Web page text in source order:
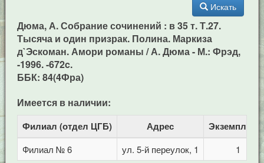
Искать
Дюма, А. Собрание сочинений : в 35 т. Т.27.
Тысяча и один призрак. Полина. Маркиза
д`Эскоман. Амори романы / А. Дюма - М.: Фрэд,
-1996. -672c.
ББК: 84(4Фра)
Имеется в наличии:
Филиал (отдел ЦГБ) Адрес
Филиал № 6 ул. 5-й переулок, 1 1